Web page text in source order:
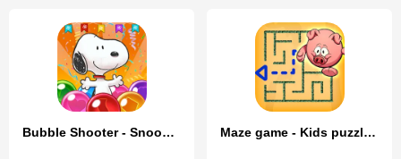
Bubble Shooter - Snoopy POP! Maze game - Kids puzzle games